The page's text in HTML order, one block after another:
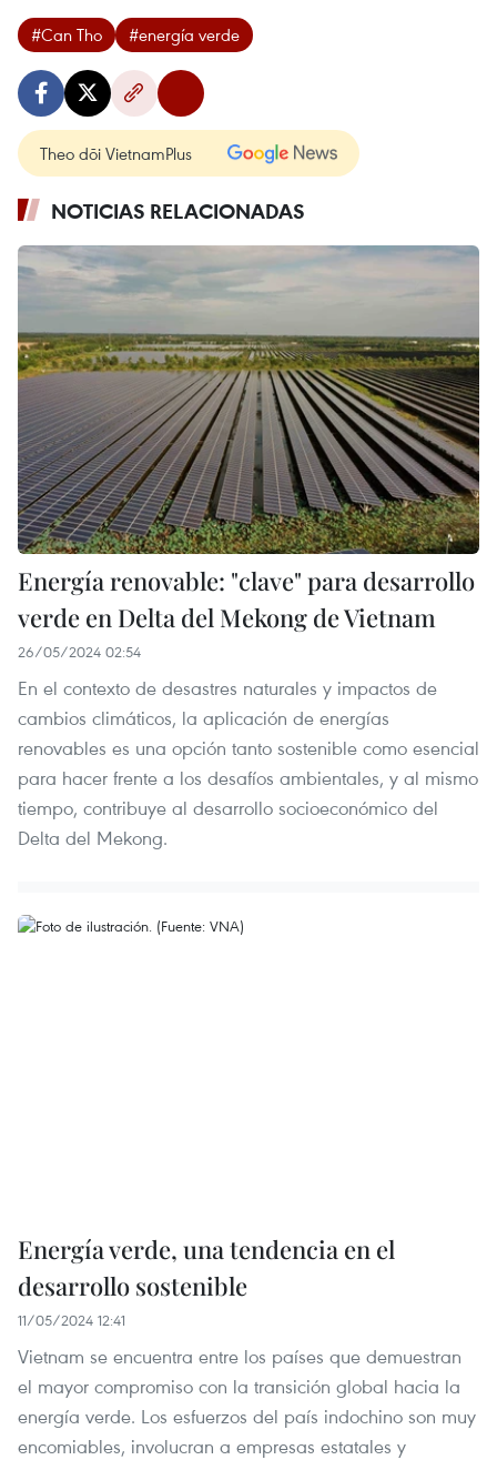
#Can Tho #energía verde
Theo dõi VietnamPlus
NOTICIAS RELACIONADAS
Energía renovable: "clave" para desarrollo
verde en Delta del Mekong de Vietnam
26/05/2024 02:54
En el contexto de desastres naturales y impactos de
cambios climáticos, la aplicación de energías
renovables es una opción tanto sostenible como esencial
para hacer frente a los desafíos ambientales, y al mismo
tiempo, contribuye al desarrollo socioeconómico del
Delta del Mekong.
Energía verde, una tendencia en el
desarrollo sostenible
11/05/2024 12:41
Vietnam se encuentra entre los países que demuestran
el mayor compromiso con la transición global hacia la
energía verde. Los esfuerzos del país indochino son muy
encomiables, involucran a empresas estatales y